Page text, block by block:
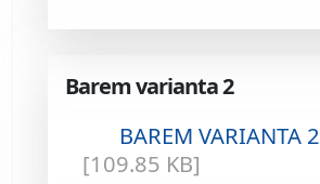
Barem varianta 2
BAREM VARIANTA 2_
[109.85 KB]